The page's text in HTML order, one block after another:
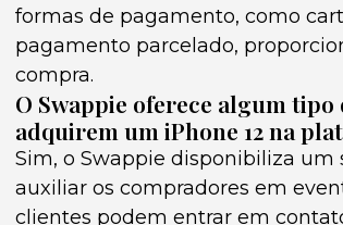
formas de pagamento, como
pagamento parcelado,
compra.
O Swappie oferece algum
adquirem um iPhone 12 na
Sim, o Swappie disponibiliza
auxiliar os compradores em
clientes podem entrar em